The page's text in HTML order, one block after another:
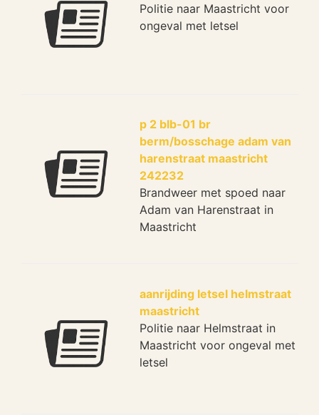
Politie naar Maastricht voor
ongeval met letsel
p 2 blb-01 br
berm/bosschage adam van
harenstraat maastricht
242232
Brandweer met spoed naar
Adam van Harenstraat in
Maastricht
aanrijding letsel helmstraat
maastricht
Politie naar Helmstraat in
Maastricht voor ongeval met
letsel